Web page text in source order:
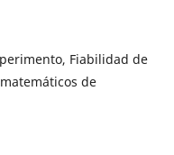
Fiabilidad de
de